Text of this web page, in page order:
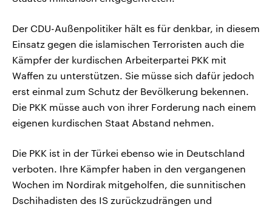
Der CDU-Außenpolitiker hält es für denkbar, in diesem
Einsatz gegen die islamischen Terroristen auch die
Kämpfer der kurdischen Arbeiterpartei PKK mit
Waffen zu unterstützen. Sie müsse sich dafür jedoch
erst einmal zum Schutz der Bevölkerung bekennen.
Die PKK müsse auch von ihrer Forderung nach einem
eigenen kurdischen Staat Abstand nehmen.
Die PKK ist in der Türkei ebenso wie in Deutschland
verboten. Ihre Kämpfer haben in den vergangenen
Wochen im Nordirak mitgeholfen, die sunnitischen
Dschihadisten des IS zurückzudrängen und